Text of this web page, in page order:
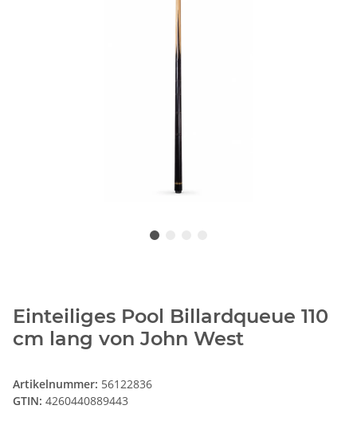
Einteiliges Pool Billardqueue 110
cm lang von John West
Artikelnummer: 56122836
GTIN: 4260440889443